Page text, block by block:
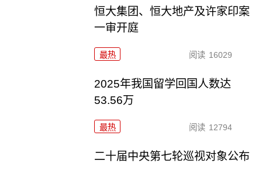
恒大集团、恒大地产及许家印案
一审开庭
最热 阅读 16029
2025年我国留学回国人数达
53.56万
最热 阅读 12794
二十届中央第七轮巡视对象公布